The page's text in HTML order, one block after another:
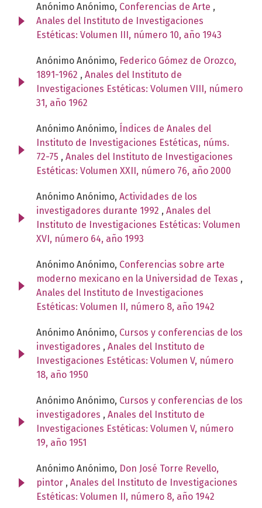
Anónimo Anónimo, Conferencias de Arte ,
Anales del Instituto de Investigaciones
Estéticas: Volumen III, número 10, año 1943
Anónimo Anónimo, Federico Gómez de Orozco,
1891-1962 , Anales del Instituto de
Investigaciones Estéticas: Volumen VIII, número
31, año 1962
Anónimo Anónimo, Índices de Anales del
Instituto de Investigaciones Estéticas, núms.
72-75 , Anales del Instituto de Investigaciones
Estéticas: Volumen XXII, número 76, año 2000
Anónimo Anónimo, Actividades de los
investigadores durante 1992 , Anales del
Instituto de Investigaciones Estéticas: Volumen
XVI, número 64, año 1993
Anónimo Anónimo, Conferencias sobre arte
moderno mexicano en la Universidad de Texas ,
Anales del Instituto de Investigaciones
Estéticas: Volumen II, número 8, año 1942
Anónimo Anónimo, Cursos y conferencias de los
investigadores , Anales del Instituto de
Investigaciones Estéticas: Volumen V, número
18, año 1950
Anónimo Anónimo, Cursos y conferencias de los
investigadores , Anales del Instituto de
Investigaciones Estéticas: Volumen V, número
19, año 1951
Anónimo Anónimo, Don José Torre Revello,
pintor , Anales del Instituto de Investigaciones
Estéticas: Volumen II, número 8, año 1942